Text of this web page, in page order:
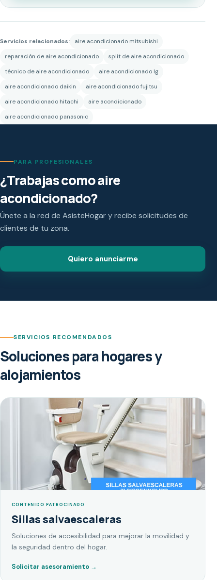
Servicios relacionados:
aire acondicionado mitsubishi
reparación de aire acondicionado
split de aire acondicionado
técnico de aire acondicionado
aire acondicionado lg
aire acondicionado daikin
aire acondicionado fujitsu
aire acondicionado hitachi
aire acondicionado
aire acondicionado panasonic
PARA PROFESIONALES
¿Trabajas como aire
acondicionado?
Únete a la red de AsisteHogar y recibe solicitudes de
clientes de tu zona.
Quiero anunciarme
SERVICIOS RECOMENDADOS
Soluciones para hogares y
alojamientos
CONTENIDO PATROCINADO
Sillas salvaescaleras
Soluciones de accesibilidad para mejorar la movilidad y
la seguridad dentro del hogar.
Solicitar asesoramiento →